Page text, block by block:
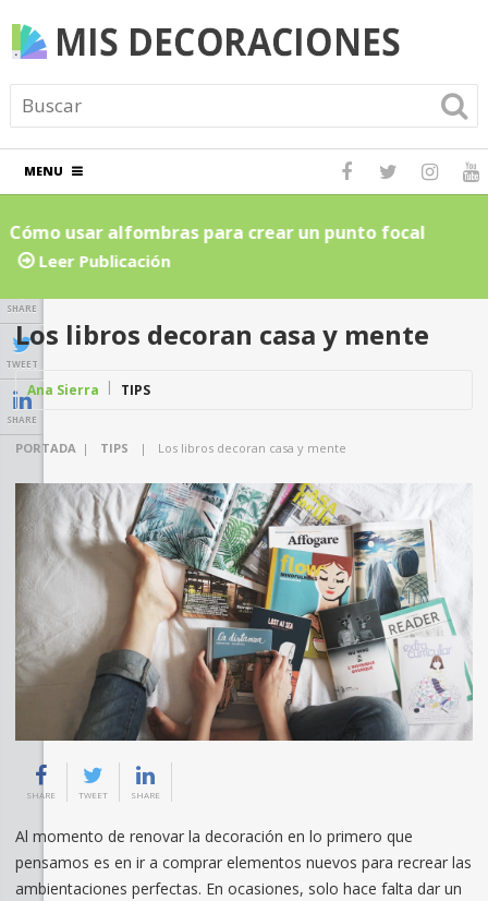
MENU
Cómo usar alfombras para crear un punto focal
atractivo en el hogar: Guía para principiantes
Leer Publicación
SHARE
TWEET
SHARE
Los libros decoran casa y mente
Ana Sierra TIPS
PORTADA | TIPS | Los libros decoran casa y mente
SHARE TWEET SHARE
Al momento de renovar la decoración en lo primero que
pensamos es en ir a comprar elementos nuevos para recrear las
ambientaciones perfectas. En ocasiones, solo hace falta dar un